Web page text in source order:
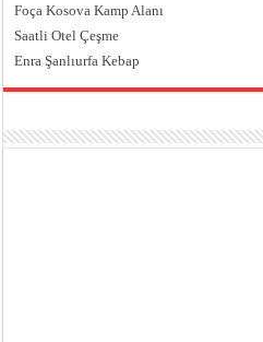
Foça Kosova Kamp Alanı
Saatli Otel Çeşme
Enra Şanlıurfa Kebap